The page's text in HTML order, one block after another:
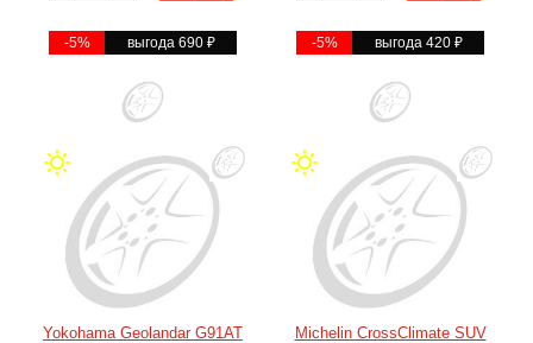
-5% выгода 690 ₽ -5% выгода 420 ₽
Yokohama Geolandar G91AT
Michelin CrossClimate SUV